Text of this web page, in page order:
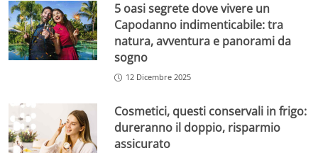
5 oasi segrete dove vivere un
Capodanno indimenticabile: tra
natura, avventura e panorami da
sogno
12 Dicembre 2025
Cosmetici, questi conservali in frigo:
dureranno il doppio, risparmio
assicurato